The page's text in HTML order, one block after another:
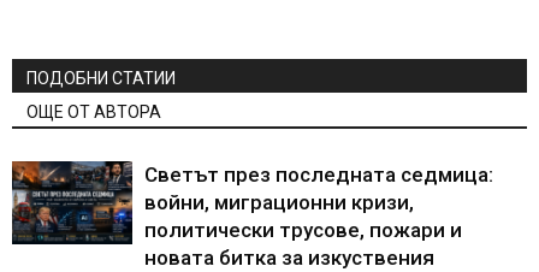
ПОДОБНИ СТАТИИ
ОЩЕ ОТ АВТОРА
Светът през последната седмица:
войни, миграционни кризи,
политически трусове, пожари и
новата битка за изкуствения